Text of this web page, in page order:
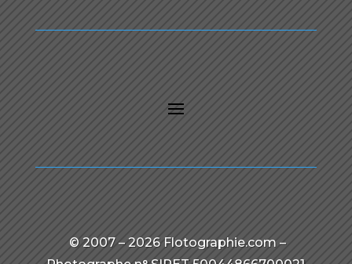
© 2007 – 2026 Flotographie.com –